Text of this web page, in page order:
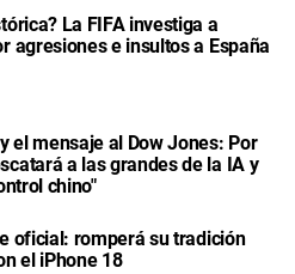
La FIFA investiga a
agresiones e insultos a España
el mensaje al Dow Jones: Por
a las grandes de la IA y
chino"
oficial: romperá su tradición
el iPhone 18